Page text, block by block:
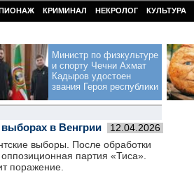
КРИМИНАЛ НЕКРОЛОГ КУЛЬТУРА
Министр по физкультуре
и спорту Чечни Ахмат
Кадыров удостоен
звания Героя республики
в Венгрии 12.04.2026
выборы. После обработки
партия «Тиса».
поражение.